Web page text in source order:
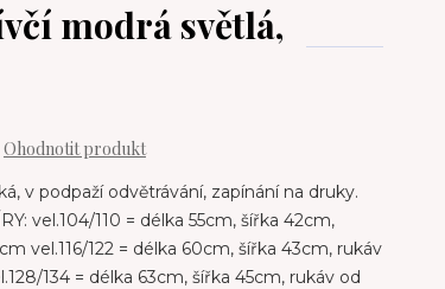
modrá světlá,
Ohodnotit produkt
v podpaží odvětrávání, zapínání na druky.
vel.104/110 = délka 55cm, šířka 42cm,
vel.116/122 = délka 60cm, šířka 43cm, rukáv
134 = délka 63cm, šířka 45cm, rukáv od